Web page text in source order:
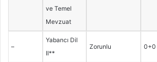
ve Temel
Mevzuat
–
Yabancı Dil
II**
Zorunlu 0+0